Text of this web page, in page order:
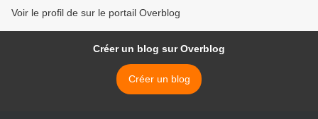
Voir le profil de sur le portail Overblog
Créer un blog sur Overblog
Créer un blog